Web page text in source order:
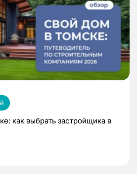
как выбрать застройщика в